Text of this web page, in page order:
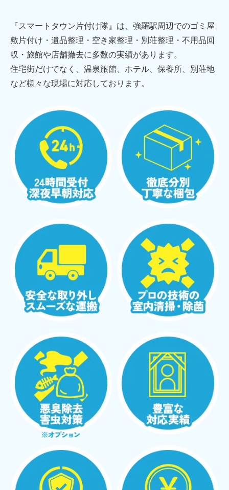
『スマートタウン片付け隊』は、強羅駅周辺でのゴミ屋
敷片付け・遺品整理・空き家整理・別荘整理・不用品回
収・旅館や店舗撤去に多数の実績があります。
住宅街だけでなく、温泉旅館、ホテル、保養所、別荘地
など様々な現場に対応しております。